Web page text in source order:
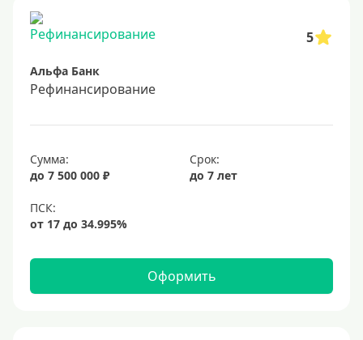
5
Альфа Банк
Рефинансирование
Сумма:
до 7 500 000 ₽
Срок:
до 7 лет
Оформить